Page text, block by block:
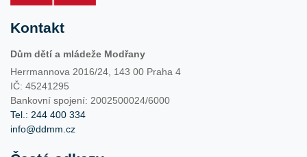
Kontakt
Dům dětí a mládeže Modřany
Herrmannova 2016/24, 143 00 Praha 4
IČ: 45241295
Bankovní spojení: 2002500024/6000
Tel.: 244 400 334
info@ddmm.cz